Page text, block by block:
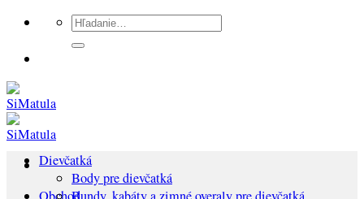
Preskočiť
obsah
Hľadať:
Dievčatká
Body pre dievčatká